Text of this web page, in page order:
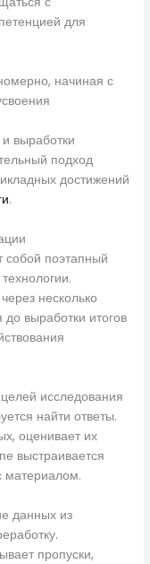
для
начиная с
выработки
подход
достижений
.
собой поэтапный
несколько
выработки итогов
исследования
найти ответы.
оценивает их
выстраивается
материалом.
данных из
пропуски,